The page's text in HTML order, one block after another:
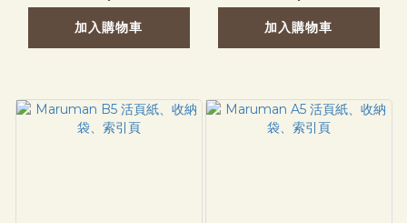
加入購物車 加入購物車